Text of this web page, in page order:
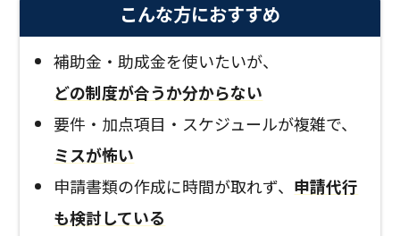
こんな方におすすめ
補助金・助成金を使いたいが、
どの制度が合うか分からない
要件・加点項目・スケジュールが複雑で、
ミスが怖い
申請書類の作成に時間が取れず、 申請代行
も検討している